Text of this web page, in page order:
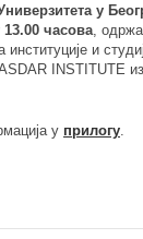
у
часова ,
институције и
INSTITUTE
у прилогу